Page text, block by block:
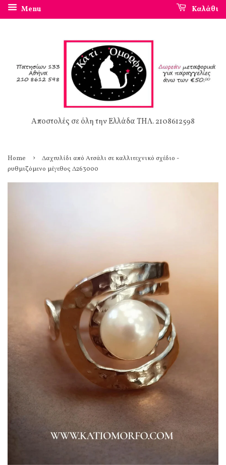
Menu Καλάθι
Αποστολές σε όλη την Ελλάδα ΤΗΛ. 2108612598
Home ›
Δαχτυλίδι από Ατσάλι σε καλλιτεχνικό σχέδιο -
ρυθμιζόμενο μέγεθος Δ263000